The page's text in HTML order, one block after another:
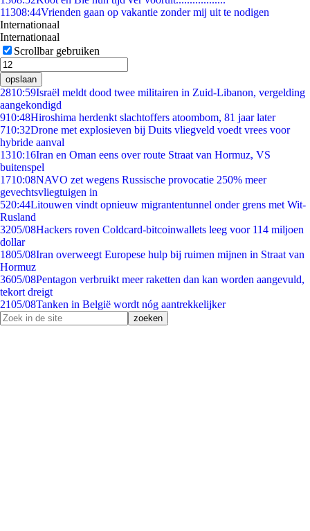
11308:44Vrienden gaan op vakantie zonder mij uit te nodigen
Internationaal
Internationaal
Scrollbar gebruiken
opslaan
2810:59Israël meldt dood twee militairen in Zuid-Libanon, vergelding
aangekondigd
910:48Hiroshima herdenkt slachtoffers atoombom, 81 jaar later
710:32Drone met explosieven bij Duits vliegveld voedt vrees voor
hybride aanval
1310:16Iran en Oman eens over route Straat van Hormuz, VS
buitenspel
1710:08NAVO zet wegens Russische provocatie 250% meer
gevechtsvliegtuigen in
520:44Litouwen vindt opnieuw migrantentunnel onder grens met Wit-
Rusland
3205/08Hackers roven Coldcard-bitcoinwallets leeg voor 114 miljoen
dollar
1805/08Iran overweegt Europese hulp bij ruimen mijnen in Straat van
Hormuz
3605/08Pentagon verbruikt meer raketten dan kan worden aangevuld,
tekort dreigt
2105/08Tanken in België wordt nóg aantrekkelijker